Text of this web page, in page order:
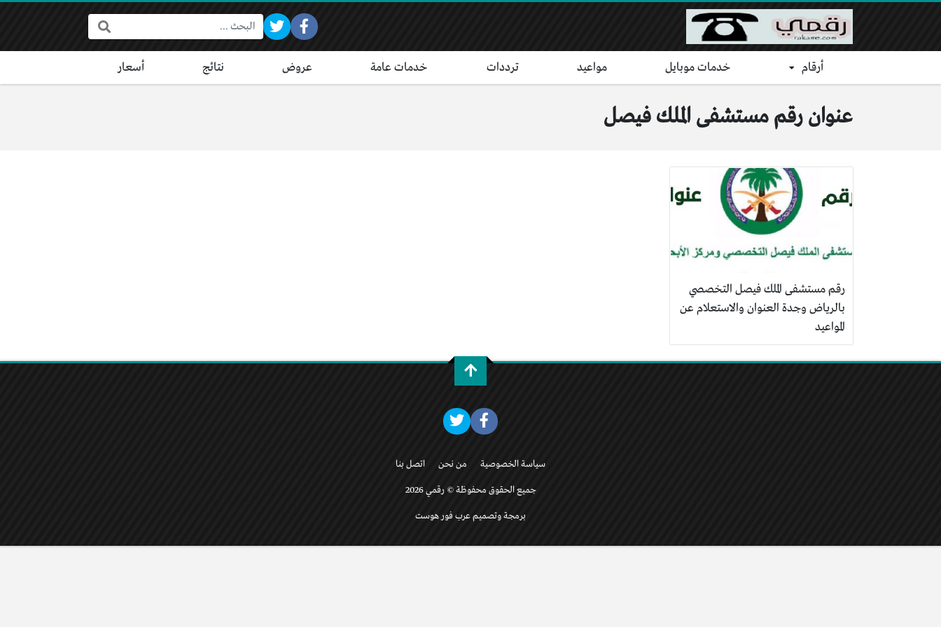
البحث:
أرقام خدمات موبايل مواعيد ترددات خدمات عامة عروض نتائج أسعار
عنوان رقم مستشفى الملك فيصل
رقم مستشفى الملك فيصل التخصصي
بالرياض وجدة العنوان والاستعلام عن
المواعيد
سياسة الخصوصية من نحن اتصل بنا
جميع الحقوق محفوظة © رقمي 2026
برمجة وتصميم عرب فور هوست